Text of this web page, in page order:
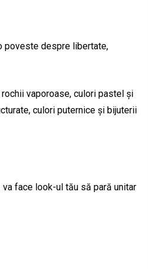
poveste despre libertate,
vaporoase, culori pastel și
culori puternice și bijuterii
face look-ul tău să pară unitar